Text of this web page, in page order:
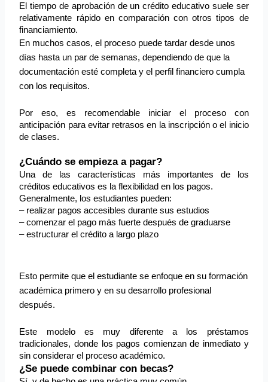
El tiempo de aprobación de un crédito educativo suele ser
relativamente rápido en comparación con otros tipos de
financiamiento.
En muchos casos, el proceso puede tardar desde unos
días hasta un par de semanas, dependiendo de que la
documentación esté completa y el perfil financiero cumpla
con los requisitos.
Por eso, es recomendable iniciar el proceso con
anticipación para evitar retrasos en la inscripción o el inicio
de clases.
¿Cuándo se empieza a pagar?
Una de las características más importantes de los
créditos educativos es la flexibilidad en los pagos.
Generalmente, los estudiantes pueden:
– realizar pagos accesibles durante sus estudios
– comenzar el pago más fuerte después de graduarse
– estructurar el crédito a largo plazo
Esto permite que el estudiante se enfoque en su formación
académica primero y en su desarrollo profesional
después.
Este modelo es muy diferente a los préstamos
tradicionales, donde los pagos comienzan de inmediato y
sin considerar el proceso académico.
¿Se puede combinar con becas?